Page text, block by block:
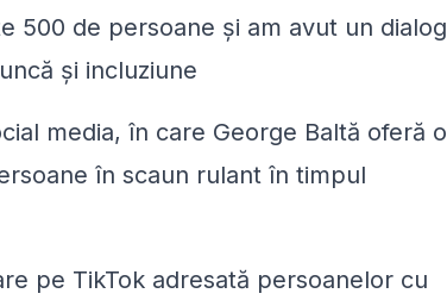
500 de persoane și am avut un dialog
și incluziune
media, în care George Baltă oferă o
în scaun rulant în timpul
pe TikTok adresată persoanelor cu